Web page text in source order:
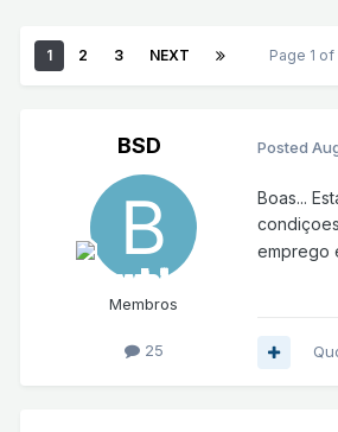
1 2 3 NEXT Page 1 of
BSD
Membros
25
Posted
Boas...
emprego